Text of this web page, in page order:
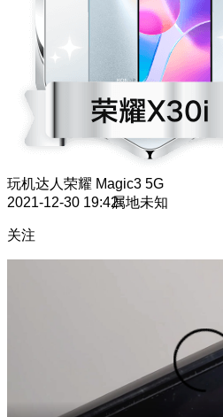
玩机达人 荣耀 Magic3 5G
2021-12-30 19:42属地未知
关注